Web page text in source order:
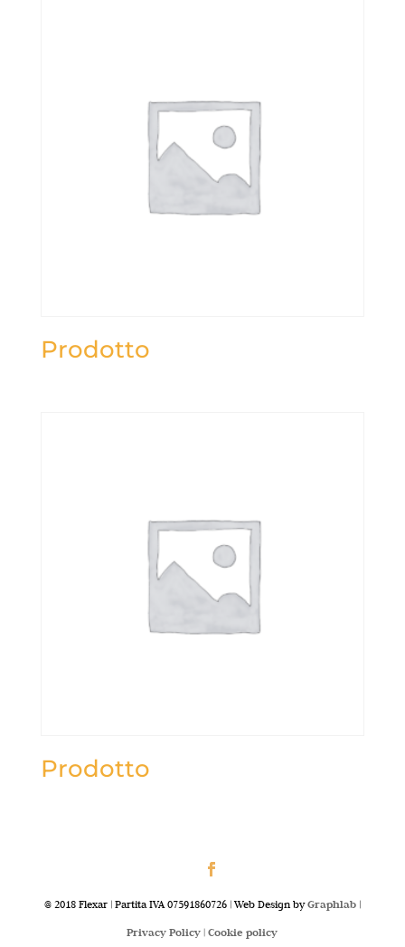
Prodotto
Prodotto
@ 2018 Flexar | Partita IVA 07591860726 | Web Design byGraphlab|
Privacy Policy |Cookie policy